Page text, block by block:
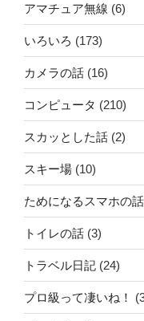
アマチュア無線 (6)
いろいろ (173)
カメラの話 (16)
コンピュータ (210)
スカッとした話 (2)
スキー場 (10)
ためになるスマホの話
トイレの話 (3)
トラベル日記 (24)
プロ級って凄いね！